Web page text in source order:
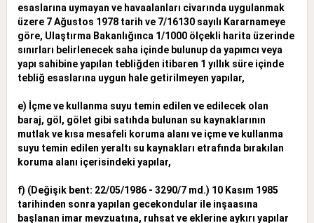
esaslarına uymayan ve havaalanları civarında uygulanmak
üzere 7 Ağustos 1978 tarih ve 7/16130 sayılı Kararnameye
göre, Ulaştırma Bakanlığınca 1/1000 ölçekli harita üzerinde
sınırları belirlenecek saha içinde bulunup da yapımcı veya
yapı sahibine yapılan tebliğden itibaren 1 yıllık süre içinde
tebliğ esaslarına uygun hale getirilmeyen yapılar,
e) İçme ve kullanma suyu temin edilen ve edilecek olan
baraj, göl, gölet gibi satıhda bulunan su kaynaklarının
mutlak ve kısa mesafeli koruma alanı ve içme ve kullanma
suyu temin edilen yeraltı su kaynakları etrafında bırakılan
koruma alanı içerisindeki yapılar,
f) (Değişik bent: 22/05/1986 - 3290/7 md.) 10 Kasım 1985
tarihinden sonra yapılan gecekondular ile inşaasına
başlanan imar mevzuatına, ruhsat ve eklerine aykırı yapılar